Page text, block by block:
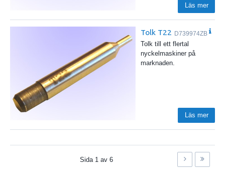
Läs mer
Tolk T22 D739974ZB
Tolk till ett flertal
nyckelmaskiner på
marknaden.
Läs mer
Sida 1 av 6